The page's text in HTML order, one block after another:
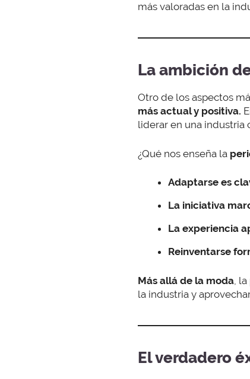
más valoradas en la
La ambición
Otro de los aspectos
más actual y positiva.
liderar en una industria
¿Qué nos enseña la
Adaptarse es
La iniciativa
La experiencia
Reinventarse
Más allá de la moda ,
la industria y
El verdadero